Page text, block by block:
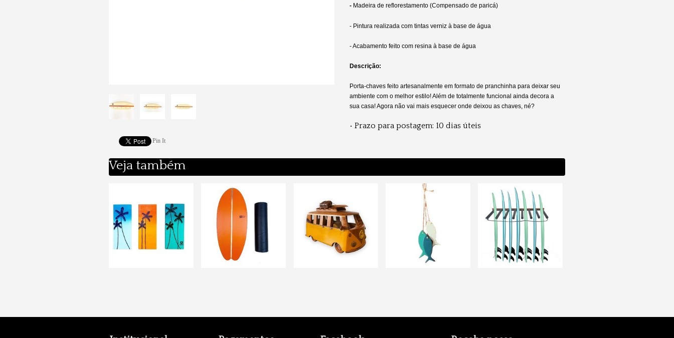
Pin It
- Madeira de reflorestamento (Compensado de paricá)
- Pintura realizada com tintas verniz à base de água
- Acabamento feito com resina à base de água
Descrição:
Porta-chaves feito artesanalmente em formato de pranchinha para deixar seu
ambiente com o melhor estilo! Além de totalmente funcional ainda decora a
sua casa! Agora não vai mais esquecer onde deixou as chaves, né?
• Prazo para postagem: 10 dias úteis
Veja também